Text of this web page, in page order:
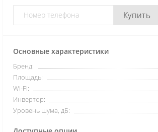
Купить
Основные характеристики
Бренд:
Площадь:
Wi-Fi:
Инвертор:
Уровень шума, дБ: